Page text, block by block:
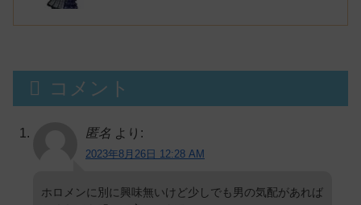
コメント
匿名 より:
2023年8月26日 12:28 AM
ホロメンに別に興味無いけど少しでも男の気配があれば